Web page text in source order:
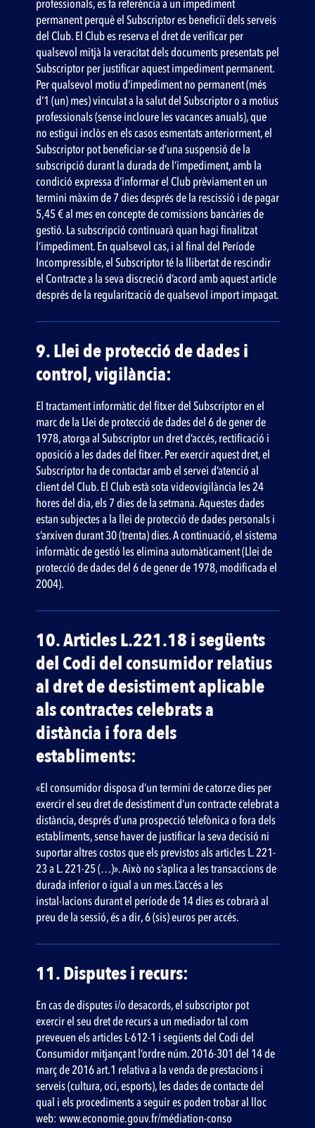
professionals, es fa referència a un impediment
permanent perquè el Subscriptor es beneficiï dels serveis
del Club. El Club es reserva el dret de verificar per
qualsevol mitjà la veracitat dels documents presentats pel
Subscriptor per justificar aquest impediment permanent.
Per qualsevol motiu d’impediment no permanent (més
d’1 (un) mes) vinculat a la salut del Subscriptor o a motius
professionals (sense incloure les vacances anuals), que
no estigui inclòs en els casos esmentats anteriorment, el
Subscriptor pot beneficiar-se d’una suspensió de la
subscripció durant la durada de l’impediment, amb la
condició expressa d’informar el Club prèviament en un
termini màxim de 7 dies després de la rescissió i de pagar
5,45 € al mes en concepte de comissions bancàries de
gestió. La subscripció continuarà quan hagi finalitzat
l’impediment. En qualsevol cas, i al final del Període
Incompressible, el Subscriptor té la llibertat de rescindir
el Contracte a la seva discreció d’acord amb aquest article
després de la regularització de qualsevol import impagat.
9. Llei de protecció de dades i
control, vigilància:
El tractament informàtic del fitxer del Subscriptor en el
marc de la Llei de protecció de dades del 6 de gener de
1978, atorga al Subscriptor un dret d’accés, rectificació i
oposició a les dades del fitxer. Per exercir aquest dret, el
Subscriptor ha de contactar amb el servei d’atenció al
client del Club. El Club està sota videovigilància les 24
hores del dia, els 7 dies de la setmana. Aquestes dades
estan subjectes a la llei de protecció de dades personals i
s’arxiven durant 30 (trenta) dies. A continuació, el sistema
informàtic de gestió les elimina automàticament (Llei de
protecció de dades del 6 de gener de 1978, modificada el
2004).
10. Articles L.221.18 i següents
del Codi del consumidor relatius
al dret de desistiment aplicable
als contractes celebrats a
distància i fora dels
establiments:
«El consumidor disposa d’un termini de catorze dies per
exercir el seu dret de desistiment d’un contracte celebrat a
distància, després d’una prospecció telefònica o fora dels
establiments, sense haver de justificar la seva decisió ni
suportar altres costos que els previstos als articles L. 221-
23 a L. 221-25 (…)». Això no s’aplica a les transaccions de
durada inferior o igual a un mes.L’accés a les
instal·lacions durant el període de 14 dies es cobrarà al
preu de la sessió, és a dir, 6 (sis) euros per accés.
11. Disputes i recurs:
En cas de disputes i/o desacords, el subscriptor pot
exercir el seu dret de recurs a un mediador tal com
preveuen els articles L-612-1 i següents del Codi del
Consumidor mitjançant l’ordre núm. 2016-301 del 14 de
març de 2016 art.1 relativa a la venda de prestacions i
serveis (cultura, oci, esports), les dades de contacte del
qual i els procediments a seguir es poden trobar al lloc
web: www.economie.gouv.fr/médiation-conso